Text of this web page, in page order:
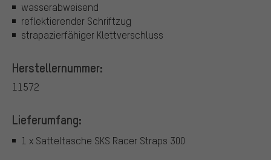
wasserabweisend
reflektierender Schriftzug
strapazierfähiger Klettverschluss
Herstellernummer:
11572
Lieferumfang:
1 x Satteltasche SKS Racer Straps 300